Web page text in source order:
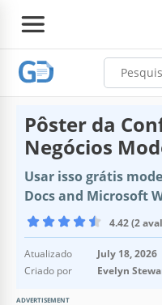
Pôster da
Negócios
Usar isso grátis
Docs and Microsoft
4.42 (2
Atualizado
July 18, 2026
Criado por
Evelyn
ADVERTISEMENT